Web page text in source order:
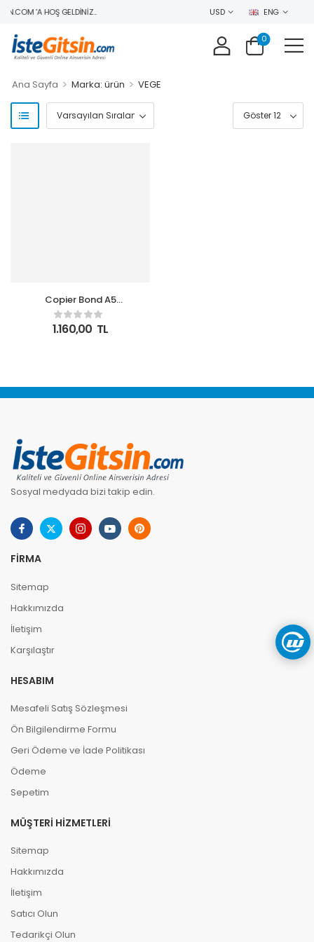
'A HOŞ GELDINIZ.. USD ENG
0
Ana Sayfa > Marka: ürün > VEGE
Copier Bond A5
Fotokopi Kağıdı 80gr-
500 li 1 koli= 10 Paket
1.160,00 TL
Sosyal medyada bizi takip edin.
FIRMA
Sitemap
Hakkımızda
İletişim
Karşılaştır
HESABIM
Mesafeli Satış Sözleşmesi
Ön Bilgilendirme Formu
Geri Ödeme ve İade Politikası
Ödeme
Sepetim
MÜŞTERI HIZMETLERI
Sitemap
Hakkımızda
İletişim
Satıcı Olun
Tedarikçi Olun